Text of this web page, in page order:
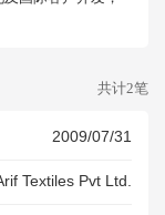
共计2笔
2009/07/31
Textiles Pvt Ltd.